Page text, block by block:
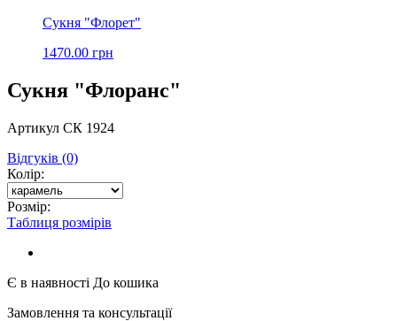
Сукня "Флорет"
1470.00 грн
Сукня "Флоранс"
Артикул СК 1924
Відгуків (0)
Колір:
Розмір:
Таблиця розмірів
Є в наявності До кошика
Замовлення та консультації